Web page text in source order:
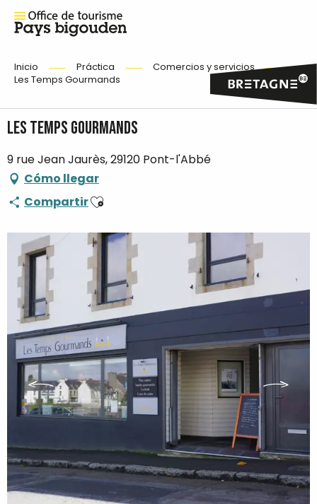
Inicio Práctica
Comercios y servicios
Les Temps Gourmands
Les Temps Gourmands
9 rue Jean Jaurès, 29120 Pont-l'Abbé
Cómo llegar
CompartirAjouter aux favoris